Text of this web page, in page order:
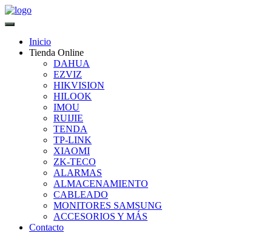
Inicio
Tienda Online
DAHUA
EZVIZ
HIKVISION
HILOOK
IMOU
RUIJIE
TENDA
TP-LINK
XIAOMI
ZK-TECO
ALARMAS
ALMACENAMIENTO
CABLEADO
MONITORES SAMSUNG
ACCESORIOS Y MÁS
Contacto